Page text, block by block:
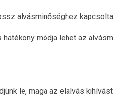
alvásminőséghez
módja lehet az
le, maga az elalvás